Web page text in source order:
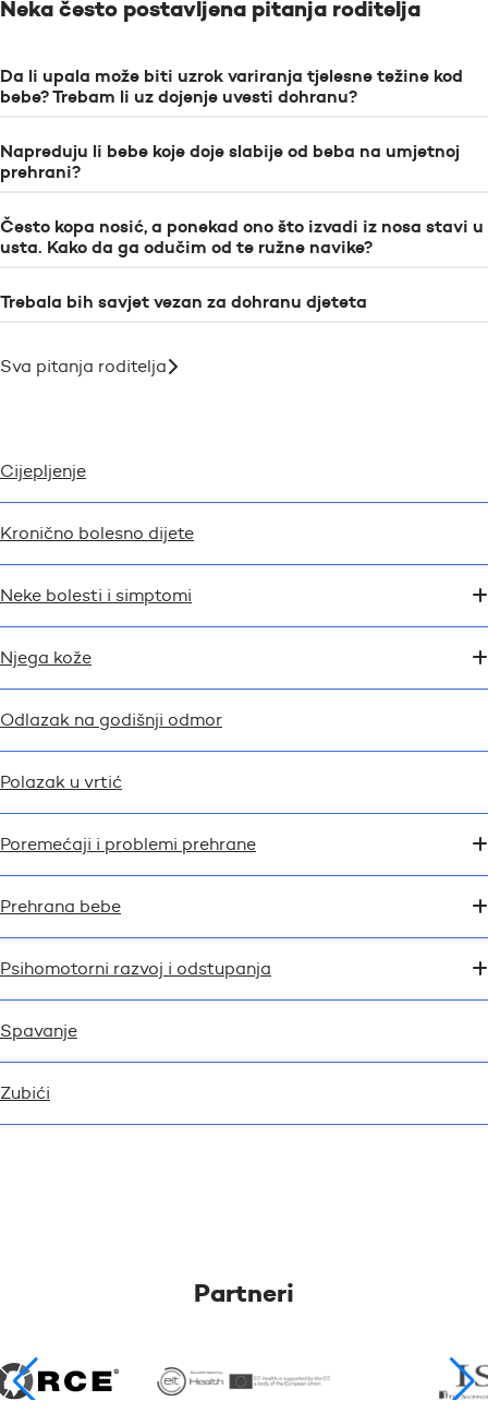
Neka često postavljena pitanja roditelja
Da li upala može biti uzrok variranja tjelesne težine kod
bebe? Trebam li uz dojenje uvesti dohranu?
Napreduju li bebe koje doje slabije od beba na umjetnoj
prehrani?
Često kopa nosić, a ponekad ono što izvadi iz nosa stavi u
usta. Kako da ga odučim od te ružne navike?
Trebala bih savjet vezan za dohranu djeteta
Sva pitanja roditelja
Cijepljenje
Kronično bolesno dijete
Neke bolesti i simptomi
Njega kože
Odlazak na godišnji odmor
Polazak u vrtić
Poremećaji i problemi prehrane
Prehrana bebe
Psihomotorni razvoj i odstupanja
Spavanje
Zubići
Partneri